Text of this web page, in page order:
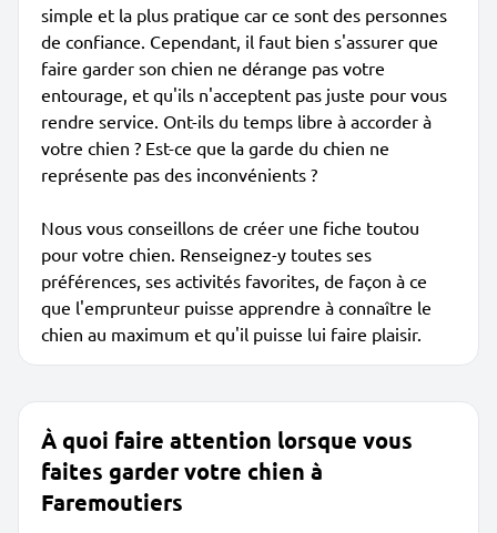
simple et la plus pratique car ce sont des personnes
de confiance. Cependant, il faut bien s'assurer que
faire garder son chien ne dérange pas votre
entourage, et qu'ils n'acceptent pas juste pour vous
rendre service. Ont-ils du temps libre à accorder à
votre chien ? Est-ce que la garde du chien ne
représente pas des inconvénients ?
Nous vous conseillons de créer une fiche toutou
pour votre chien. Renseignez-y toutes ses
préférences, ses activités favorites, de façon à ce
que l'emprunteur puisse apprendre à connaître le
chien au maximum et qu'il puisse lui faire plaisir.
À quoi faire attention lorsque vous
faites garder votre chien à
Faremoutiers